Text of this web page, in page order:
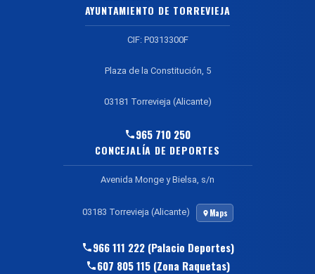
AYUNTAMIENTO DE TORREVIEJA
CIF: P0313300F
Plaza de la Constitución, 5
03181 Torrevieja (Alicante)
965 710 250
CONCEJALÍA DE DEPORTES
Avenida Monge y Bielsa, s/n
03183 Torrevieja (Alicante) Maps
966 111 222 (Palacio Deportes)
607 805 115 (Zona Raquetas)